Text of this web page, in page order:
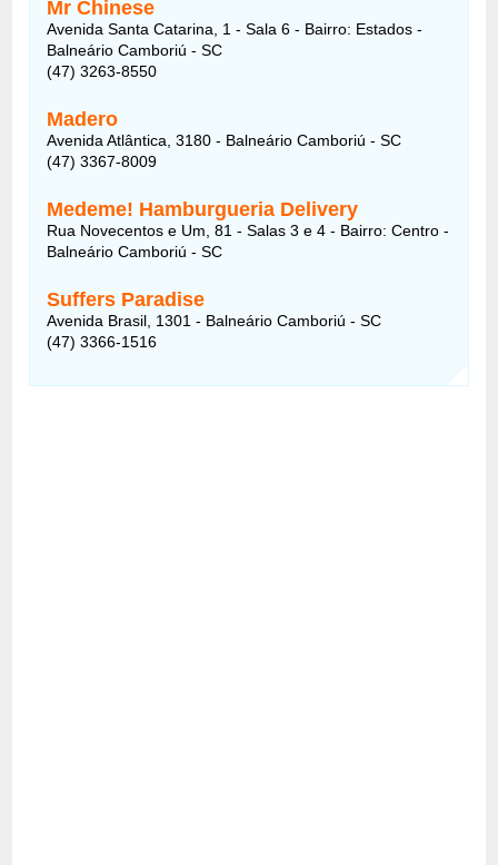
Mr Chinese
Avenida Santa Catarina, 1 - Sala 6 - Bairro: Estados -
Balneário Camboriú - SC
(47) 3263-8550
Madero
Avenida Atlântica, 3180 - Balneário Camboriú - SC
(47) 3367-8009
Medeme! Hamburgueria Delivery
Rua Novecentos e Um, 81 - Salas 3 e 4 - Bairro: Centro -
Balneário Camboriú - SC
Suffers Paradise
Avenida Brasil, 1301 - Balneário Camboriú - SC
(47) 3366-1516